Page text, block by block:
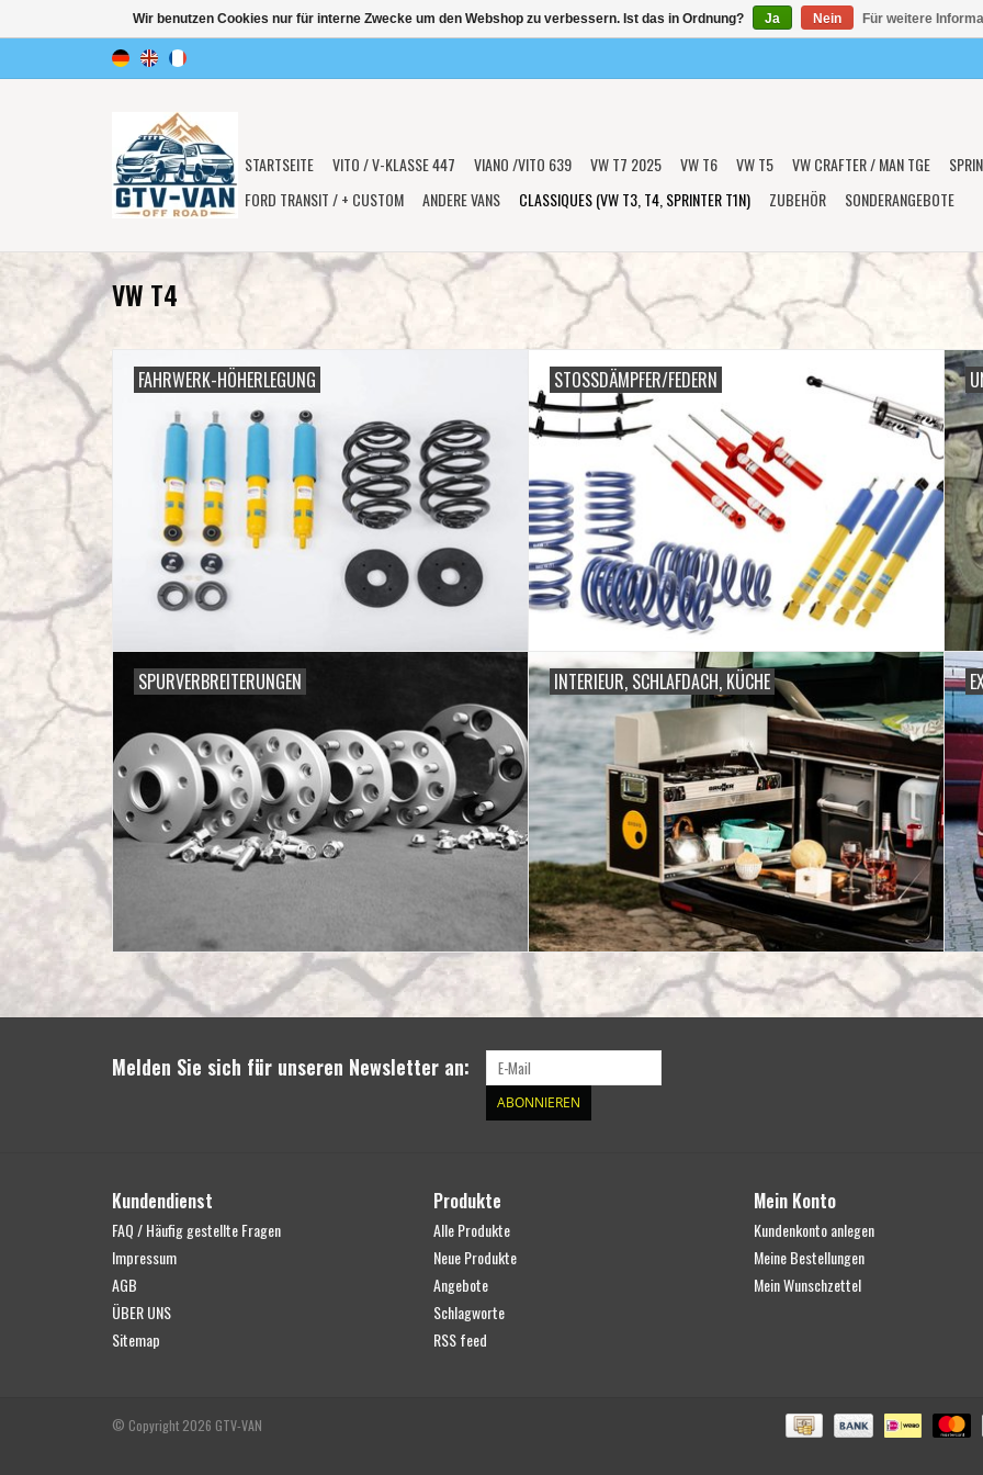
STARTSEITE VITO / V-KLASSE 447 VIANO /VITO 639 VW T7 2025 VW T6 VW T5 VW CRAFTER / MAN TGE
FORD TRANSIT / + CUSTOM
ANDERE VANS CLASSIQUES (VW T3, T4, SPRINTER T1N) ZUBEHÖR SONDERANGEBOTE
VW T4
FAHRWERK-HÖHERLEGUNG STOSSDÄMPFER/FEDERN
SPURVERBREITERUNGEN INTERIEUR, SCHLAFDACH, KÜCHE
Melden Sie sich für unseren Newsletter an:
ABONNIEREN
Kundendienst
FAQ / Häufig gestellte Fragen
Impressum
AGB
ÜBER UNS
Sitemap
Produkte
Alle Produkte
Neue Produkte
Angebote
Schlagworte
RSS feed
Mein Konto
Kundenkonto anlegen
Meine Bestellungen
Mein Wunschzettel
© Copyright 2026 GTV-VAN
Wir benutzen Cookies nur für interne Zwecke um den Webshop zu verbessern. Ist das in Ordnung? Ja Nein Für weitere